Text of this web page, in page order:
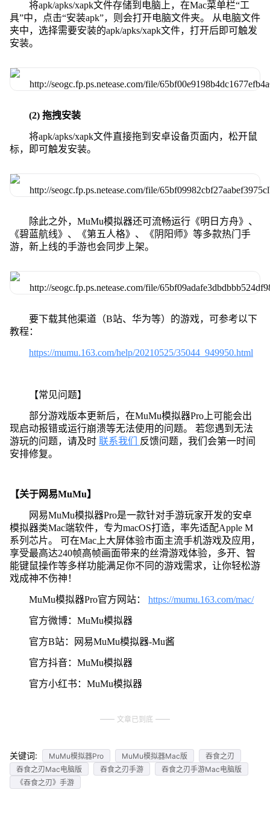
将apk/apks/xapk文件存储到电脑上，在Mac菜单栏“工
具”中，点击“安装apk”，则会打开电脑文件夹。 从电脑文件
夹中，选择需要安装的apk/apks/xapk文件，打开后即可触发
安装。
(2) 拖拽安装
将apk/apks/xapk文件直接拖到安卓设备页面内，松开鼠
标，即可触发安装。
除此之外，MuMu模拟器还可流畅运行《明日方舟》、
《碧蓝航线》、《第五人格》、《阴阳师》等多款热门手
游，新上线的手游也会同步上架。
要下载其他渠道（B站、华为等）的游戏，可参考以下
教程：
https://mumu.163.com/help/20210525/35044_949950.html
【常见问题】
部分游戏版本更新后，在MuMu模拟器Pro上可能会出
现启动报错或运行崩溃等无法使用的问题。 若您遇到无法
游玩的问题，请及时 联系我们
反馈问题，我们会第一时间
安排修复。
【关于网易MuMu】
网易MuMu模拟器Pro是一款针对手游玩家开发的安卓
模拟器类Mac端软件，专为macOS打造，率先适配Apple M
系列芯片。 可在Mac上大屏体验市面主流手机游戏及应用，
享受最高达240帧高帧画面带来的丝滑游戏体验，多开、智
能键鼠操作等多样功能满足你不同的游戏需求，让你轻松游
戏成神不伤神！
MuMu模拟器Pro官方网站： https://mumu.163.com/mac/
官方微博：MuMu模拟器
官方B站：网易MuMu模拟器-Mu酱
官方抖音：MuMu模拟器
官方小红书：MuMu模拟器
文章已到底
关键词: MuMu模拟器Pro MuMu模拟器Mac版
吞食之刃
吞食之刃Mac电脑版
吞食之刃手游
吞食之刃手游Mac电脑版
《吞食之刃》手游